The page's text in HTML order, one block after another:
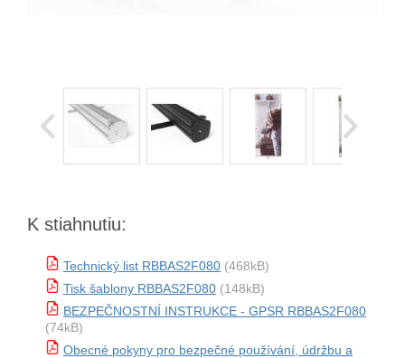
K stiahnutiu:
Technický list RBBAS2F080 (468kB)
Tisk šablony RBBAS2F080 (148kB)
BEZPEČNOSTNÍ INSTRUKCE - GPSR RBBAS2F080
(74kB)
Obecné pokyny pro bezpečné používání, údržbu a